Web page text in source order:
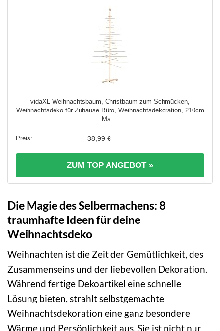
vidaXL Weihnachtsbaum, Christbaum zum Schmücken,
Weihnachtsdeko für Zuhause Büro, Weihnachtsdekoration, 210cm
Ma ...
38,99 €
ZUM TOP ANGEBOT »
Die Magie des Selbermachens: 8
traumhafte Ideen für deine
Weihnachtsdeko
Weihnachten ist die Zeit der Gemütlichkeit, des
Zusammenseins und der liebevollen Dekoration.
Während fertige Dekoartikel eine schnelle
Lösung bieten, strahlt selbstgemachte
Weihnachtsdekoration eine ganz besondere
Wärme und Persönlichkeit aus. Sie ist nicht nur